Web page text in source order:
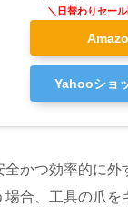
Yahooショ
全かつ効率的に
合、工具の爪